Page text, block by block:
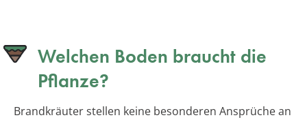
Welchen Boden braucht die
Pflanze?
Brandkräuter stellen keine besonderen Ansprüche an